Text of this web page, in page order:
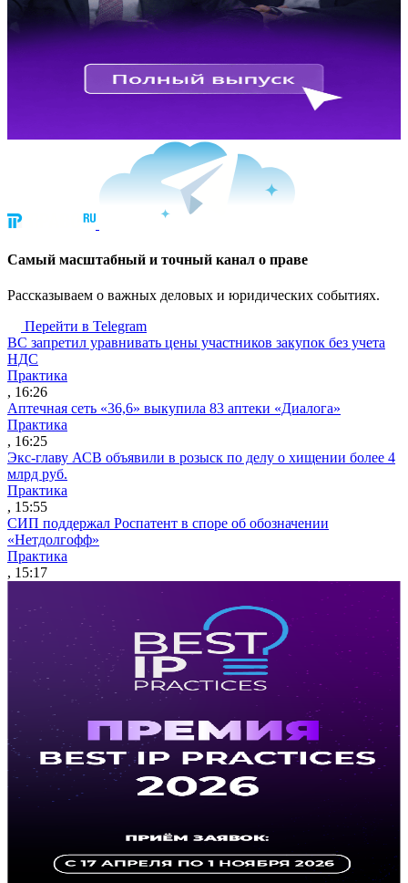
Cамый масштабный и точный канал о праве
Рассказываем о важных деловых и юридических событиях.
Перейти в Telegram
ВС запретил уравнивать цены участников закупок без учета
НДС
Практика
, 16:26
Аптечная сеть «36,6» выкупила 83 аптеки «Диалога»
Практика
, 16:25
Экс-главу АСВ объявили в розыск по делу о хищении более 4
млрд руб.
Практика
, 15:55
СИП поддержал Роспатент в споре об обозначении
«Нетдолгофф»
Практика
, 15:17